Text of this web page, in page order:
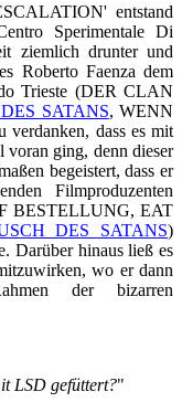
entstand
Sperimentale Di
ziemlich drunter und
Roberto Faenza dem
Trieste (DER CLAN
SATANS, WENN
dass es mit
ging, denn dieser
begeistert, dass er
Filmproduzenten
BESTELLUNG, EAT
DES SATANS)
Darüber hinaus ließ es
wo er dann
der bizarren
LSD gefüttert?"